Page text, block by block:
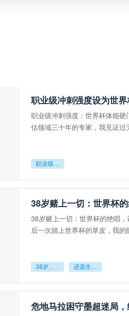
职业级冲刺强度设为世
职业级冲刺强度：世界杯体能
估领域三十年的专家，我见证
职业级冲刺强度设为世界杯体能硬门槛
38岁赌上一切：世界杯
38岁赌上一切：世界杯的绝唱
后一次踏上世界杯的草皮，我
38岁赌上一切：世界杯的绝唱 还是生命的最后冲刺？
危地马拉困守墨超迷局